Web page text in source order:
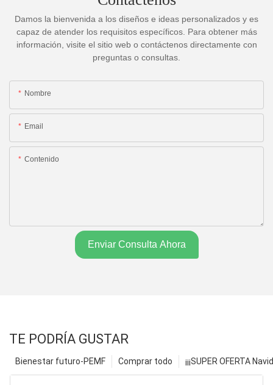
Damos la bienvenida a los diseños e ideas personalizados y es
capaz de atender los requisitos específicos. Para obtener más
información, visite el sitio web o contáctenos directamente con
preguntas o consultas.
Nombre
Email
Contenido
Enviar Consulta Ahora
TE PODRÍA GUSTAR
¡¡¡SUPER OFERTA
Comprar todo
Bienestar futuro-PEMF